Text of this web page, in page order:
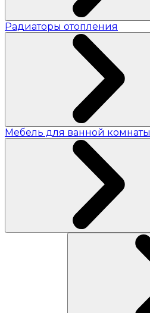
Радиаторы отопления
Мебель для ванной комнаты